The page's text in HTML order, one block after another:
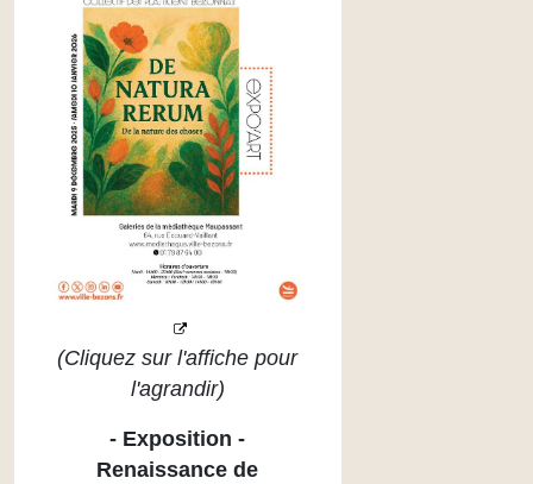
(Cliquez sur l'affiche pour
l'agrandir)
- Exposition -
Renaissancede